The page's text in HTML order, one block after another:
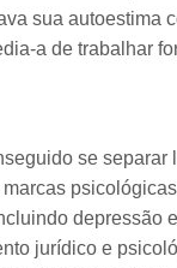
sua autoestima
a de trabalhar
se separar
depressão
jurídico e